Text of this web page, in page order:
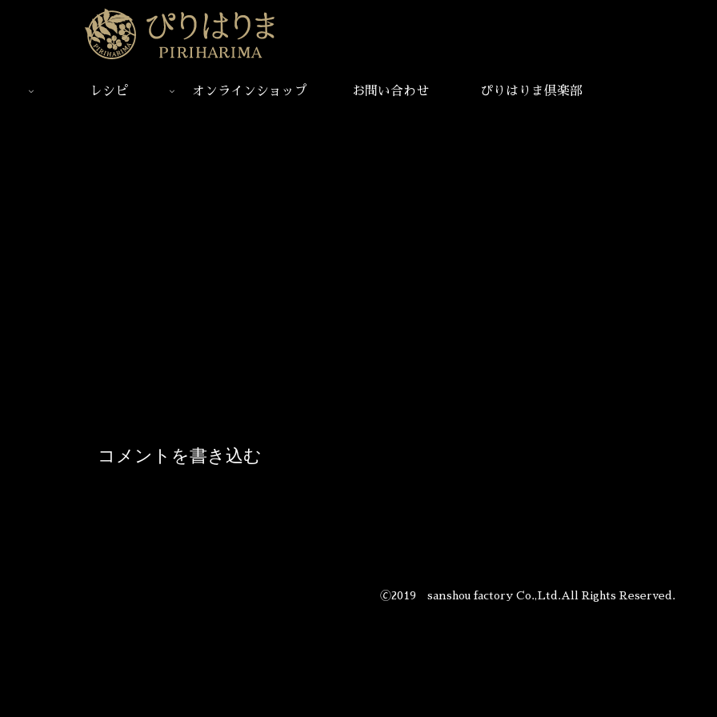
レシピ オンラインショップ お問い合わせ ぴりはりま倶楽部
コメントを書き込む
🄫2019 sanshou factory Co.,Ltd.All Rights Reserved.